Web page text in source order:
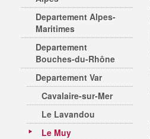
Departement Alpes-
Maritimes
Departement
Bouches-du-Rhône
Departement Var
Cavalaire-sur-Mer
Le Lavandou
Le Muy